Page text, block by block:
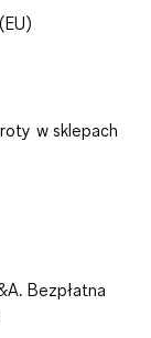
w sklepach
Bezpłatna